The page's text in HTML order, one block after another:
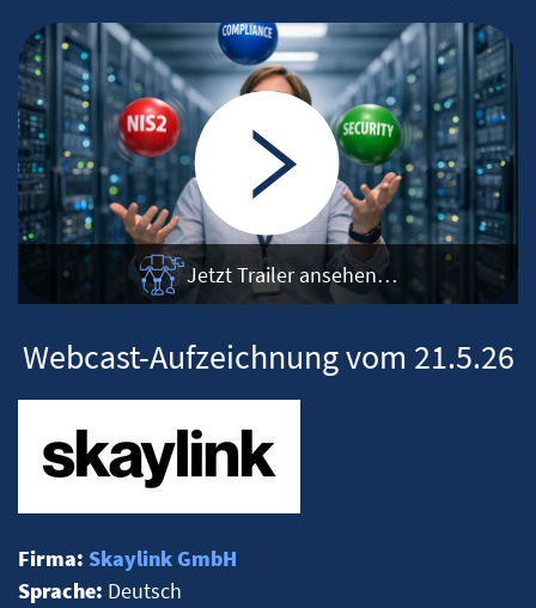
Jetzt Trailer ansehen…
Webcast-Aufzeichnung vom 21.5.26
Firma: Skaylink GmbH
Sprache: Deutsch